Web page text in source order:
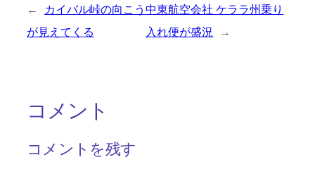
←
カイバル峠の向こう
が見えてくる
中東航空会社 ケララ州乗り
入れ便が盛況
→
コメント
コメントを残す